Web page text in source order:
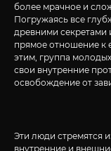
более мрачное и
Погружаясь все
древними секретами
прямое отношение к
этим, группа
свои внутренние
освобождение от
Эти люди стремятся
внутренние и